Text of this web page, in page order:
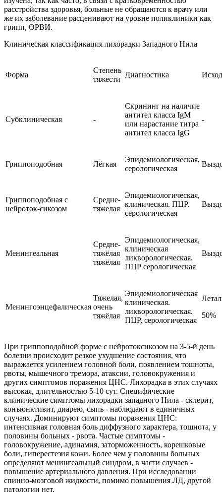
расстройства здоровья, больные не обращаются к врачу или
же их заболевание расценивают на уровне поликлиники как
грипп, ОРВИ.
Клиническая классификация лихорадки Западного Нила
Форма
Степень
тяжести
Диагностика Исход
Субклиническая -
Скрининг на наличие
антител класса IgM
или нарастание титра
антител класса IgG
-
Гриппоподобная Лёгкая
Эпидемиологическая,
серологическая
Гриппоподобная с
нейроток-сикозом
Средне-
тяжелая
Эпидемиологическая,
клиническая. ПЦР.
серологическая
Менингеальная
Средне-
тяжёлая
тяжёлая
Эпидемиологическая,
клиническая
ликворологическая.
ПЦР серологическая
Менингоэнцефалическая
Тяжелая,
очень
тяжёлая
Эпидемиологическая
клиническая.
ликворологическая.
ПЦР, серологическая
50%
При гриппоподобной форме с нейротоксикозом на 3-5-й день
болезни происходит резкое ухудшение состояния, что
выражается усилением головной боли, появлением тошноты,
рвоты, мышечного тремора, атаксии, головокружения и
других симптомов поражения ЦНС. Лихорадка в этих случаях
высокая, длительностью 5-10 сут. Специфические
клинические симптомы лихорадки западного Нила - склерит,
конъюнктивит, диарею, сыпь - наблюдают в единичных
случаях. Доминируют симптомы поражения ЦНС:
интенсивная головная боль диффузного характера, тошнота, у
половины больных - рвота. Частые симптомы -
головокружение, адинамия, заторможенность, корешковые
боли, гиперестезия кожи. Более чем у половины больных
определяют менингеальный синдром, в части случаев -
повышение артериального давления. При исследовании
спинно-мозговой жидкости, помимо повышения ЛД, другой
патологии нет.